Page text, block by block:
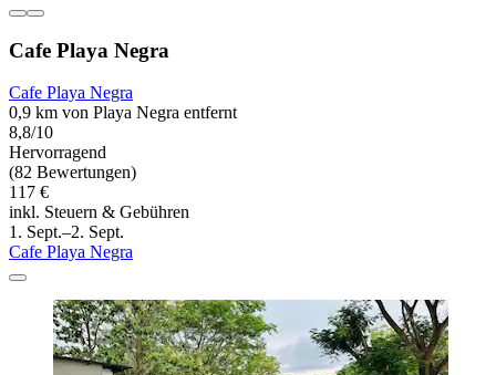
Cafe Playa Negra
Cafe Playa Negra
0,9 km von Playa Negra entfernt
8,8/10
Hervorragend
(82 Bewertungen)
117 €
inkl. Steuern & Gebühren
1. Sept.–2. Sept.
Cafe Playa Negra